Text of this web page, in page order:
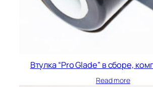
Втулка “Pro Glade” в сборе,
Read more